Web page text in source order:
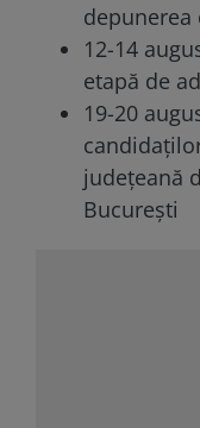
12-14
etapă de
19-20
județeană
București